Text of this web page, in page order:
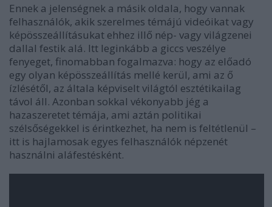
Ennek a jelenségnek a másik oldala, hogy vannak
felhasználók, akik szerelmes témájú videóikat vagy
képösszeállításukat ehhez illő nép- vagy világzenei
dallal festik alá. Itt leginkább a giccs veszélye
fenyeget, finomabban fogalmazva: hogy az előadó
egy olyan képösszeállítás mellé kerül, ami az ő
ízlésétől, az általa képviselt világtól esztétikailag
távol áll. Azonban sokkal vékonyabb jég a
hazaszeretet témája, ami aztán politikai
szélsőségekkel is érintkezhet, ha nem is feltétlenül –
itt is hajlamosak egyes felhasználók népzenét
használni aláfestésként.